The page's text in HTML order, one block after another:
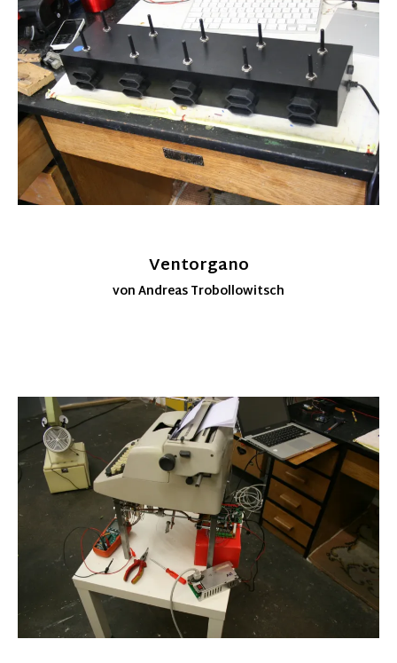
Ventorgano
von Andreas Trobollowitsch